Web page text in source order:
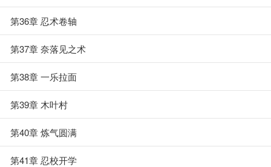
第36章 忍术卷轴
第37章 奈落见之术
第38章 一乐拉面
第39章 木叶村
第40章 炼气圆满
第41章 忍校开学